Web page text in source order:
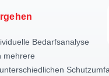
Bedarfsanalyse
mehrere